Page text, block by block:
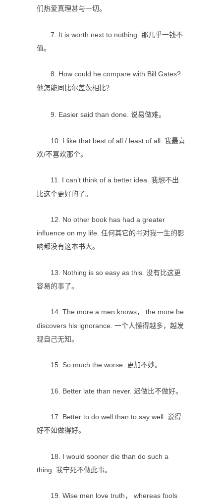
们热爱真理甚与一切。
7. It is worth next to nothing. 那几乎一钱不
值。
8. How could he compare with Bill Gates?
他怎能同比尔盖茨相比？
9. Easier said than done. 说易做难。
10. I like that best of all / least of all. 我最喜
欢/不喜欢那个。
11. I can’t think of a better idea. 我想不出
比这个更好的了。
12. No other book has had a greater
influence on my life. 任何其它的书对我一生的影
响都没有这本书大。
13. Nothing is so easy as this. 没有比这更
容易的事了。
14. The more a men knows， the more he
discovers his ignorance. 一个人懂得越多，越发
现自己无知。
15. So much the worse. 更加不妙。
16. Better late than never. 迟做比不做好。
17. Better to do well than to say well. 说得
好不如做得好。
18. I would sooner die than do such a
thing. 我宁死不做此事。
19. Wise men love truth， whereas fools